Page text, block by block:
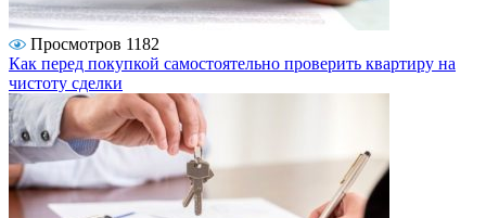
Просмотров 1182
Как перед покупкой самостоятельно проверить квартиру на
чистоту сделки